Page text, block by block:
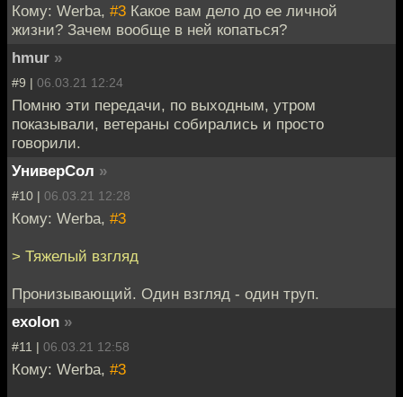
Кому: Werba, #3 Какое вам дело до ее личной
жизни? Зачем вообще в ней копаться?
hmur »
#9 | 06.03.21 12:24
Помню эти передачи, по выходным, утром
показывали, ветераны собирались и просто
говорили.
УниверСол »
#10 | 06.03.21 12:28
Кому: Werba, #3
> Тяжелый взгляд
Пронизывающий. Один взгляд - один труп.
exolon »
#11 | 06.03.21 12:58
Кому: Werba, #3